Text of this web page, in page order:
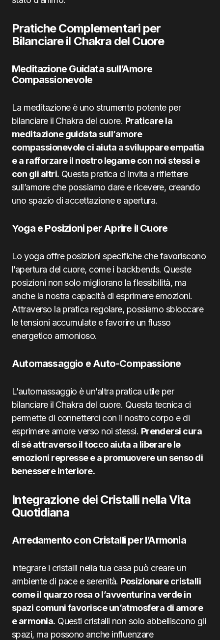
Pratiche Complementari per
Bilanciare il Chakra del Cuore
Meditazione Guidata sull’Amore
Compassionevole
La meditazione è uno strumento potente per
bilanciare il Chakra del cuore. Praticare la
meditazione guidata sull’amore
compassionevole ci aiuta a sviluppare empatia
e a rafforzare il nostro legame con noi stessi e
con gli altri. Questa pratica ci invita a riflettere
sull’amore che possiamo dare e ricevere, creando
uno spazio di accettazione e apertura.
Yoga e Posizioni per Aprire il Cuore
Lo yoga offre posizioni specifiche che favoriscono
l’apertura del cuore, come i backbends. Queste
posizioni non solo migliorano la flessibilità, ma
anche la nostra capacità di esprimere emozioni.
Attraverso la pratica regolare, possiamo sbloccare
le tensioni accumulate e favorire un flusso
energetico armonioso.
Automassaggio e Auto-Compassione
L’automassaggio è un’altra pratica utile per
bilanciare il Chakra del cuore. Questa tecnica ci
permette di connetterci con il nostro corpo e di
esprimere amore verso noi stessi. Prendersi cura
di sé attraverso il tocco aiuta a liberare le
emozioni represse e a promuovere un senso di
benessere interiore.
Integrazione dei Cristalli nella Vita
Quotidiana
Arredamento con Cristalli per l’Armonia
Integrare i cristalli nella tua casa può creare un
ambiente di pace e serenità. Posizionare cristalli
come il quarzo rosa o l’avventurina verde in
spazi comuni favorisce un’atmosfera di amore
e armonia. Questi cristalli non solo abbelliscono gli
spazi, ma possono anche influenzare